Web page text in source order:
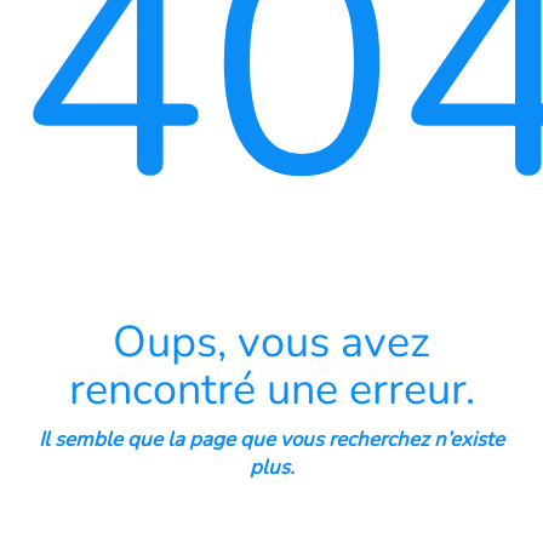
Oups, vous avez
rencontré une erreur.
Il semble que la page que vous recherchez n’existe
plus.